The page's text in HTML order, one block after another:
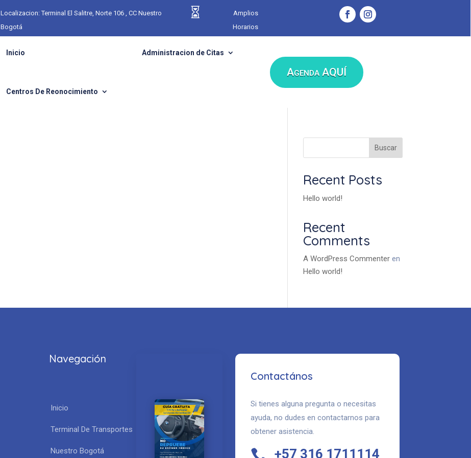
Localizacion: Terminal El Salitre, Norte 106 , CC Nuestro
Bogotá

Amplios
Horarios
Inicio Administracion de Citas
Centros De Reonocimiento
Agenda AQUÍ
Buscar
Recent Posts
Hello world!
Recent
Comments
A WordPress Commenter en
Hello world!
Navegación
Inicio
Terminal De Transportes
Nuestro Bogotá

No REPRUEBES
Descarga
Nuestra Guia
Gratuita con
Contactános
Si tienes alguna pregunta o necesitas
ayuda, no dudes en contactarnos para
obtener asistencia.
+57 316 1711114